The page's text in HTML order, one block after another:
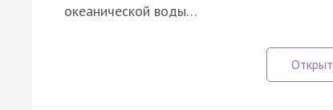
океанической воды…